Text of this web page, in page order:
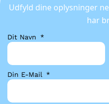
Udfyld dine oplysninger
har
Dit Navn
Din E-Mail